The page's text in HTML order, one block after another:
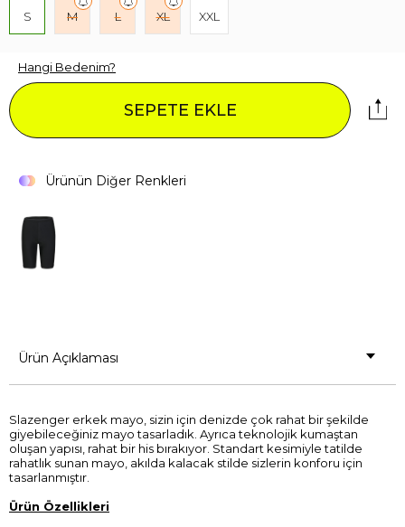
S M L XL XXL
Hangi Bedenim?
SEPETE EKLE
Ürünün Diğer Renkleri
Ürün Açıklaması
Slazenger erkek mayo, sizin için denizde çok rahat bir şekilde
giyebileceğiniz mayo tasarladık. Ayrıca teknolojik kumaştan
oluşan yapısı, rahat bir his bırakıyor. Standart kesimiyle tatilde
rahatlık sunan mayo, akılda kalacak stilde sizlerin konforu için
tasarlanmıştır.
Ürün Özellikleri